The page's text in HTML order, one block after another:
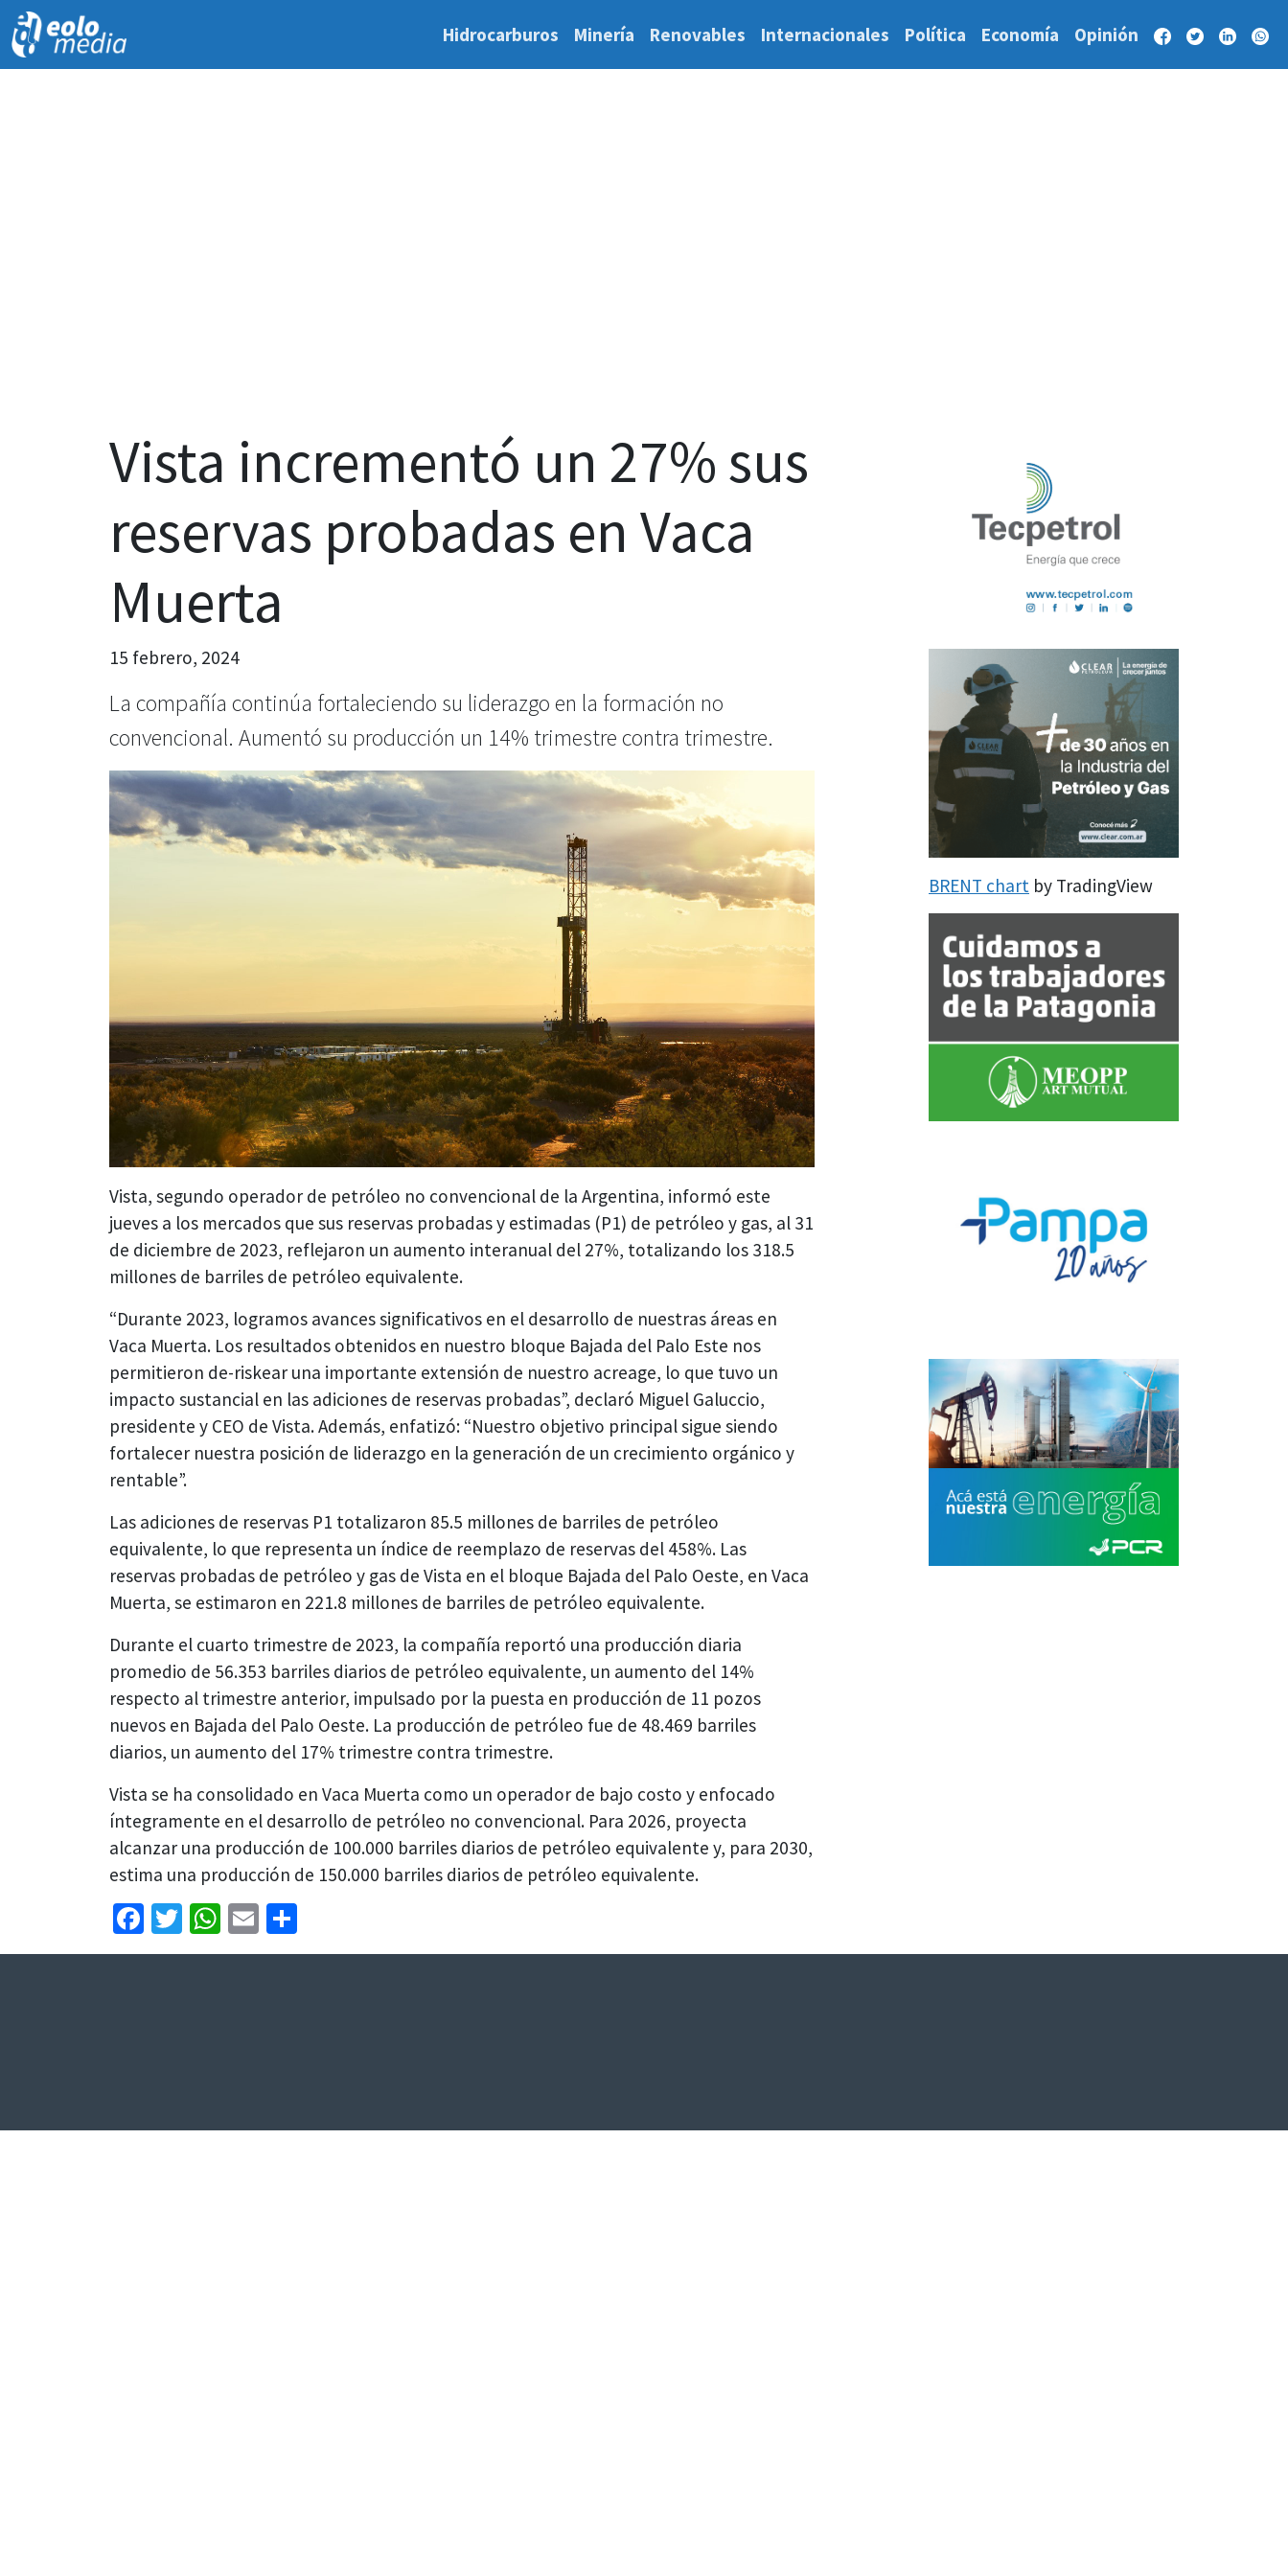
Hidrocarburos Minería Renovables Internacionales Política Economía Opinión
Vista incrementó un 27% sus
reservas probadas en Vaca
Muerta
15 febrero, 2024
La compañía continúa fortaleciendo su liderazgo en la formación no
convencional. Aumentó su producción un 14% trimestre contra trimestre.
Vista, segundo operador de petróleo no convencional de la Argentina, informó este
jueves a los mercados que sus reservas probadas y estimadas (P1) de petróleo y gas, al 31
de diciembre de 2023, reflejaron un aumento interanual del 27%, totalizando los 318.5
millones de barriles de petróleo equivalente.
“Durante 2023, logramos avances significativos en el desarrollo de nuestras áreas en
Vaca Muerta. Los resultados obtenidos en nuestro bloque Bajada del Palo Este nos
permitieron de-riskear una importante extensión de nuestro acreage, lo que tuvo un
impacto sustancial en las adiciones de reservas probadas”, declaró Miguel Galuccio,
presidente y CEO de Vista. Además, enfatizó: “Nuestro objetivo principal sigue siendo
fortalecer nuestra posición de liderazgo en la generación de un crecimiento orgánico y
rentable”.
Las adiciones de reservas P1 totalizaron 85.5 millones de barriles de petróleo
equivalente, lo que representa un índice de reemplazo de reservas del 458%. Las
reservas probadas de petróleo y gas de Vista en el bloque Bajada del Palo Oeste, en Vaca
Muerta, se estimaron en 221.8 millones de barriles de petróleo equivalente.
Durante el cuarto trimestre de 2023, la compañía reportó una producción diaria
promedio de 56.353 barriles diarios de petróleo equivalente, un aumento del 14%
respecto al trimestre anterior, impulsado por la puesta en producción de 11 pozos
nuevos en Bajada del Palo Oeste. La producción de petróleo fue de 48.469 barriles
diarios, un aumento del 17% trimestre contra trimestre.
Vista se ha consolidado en Vaca Muerta como un operador de bajo costo y enfocado
íntegramente en el desarrollo de petróleo no convencional. Para 2026, proyecta
alcanzar una producción de 100.000 barriles diarios de petróleo equivalente y, para 2030,
estima una producción de 150.000 barriles diarios de petróleo equivalente.
Facebook
Twitter
WhatsApp
Email
BRENT chart by TradingView